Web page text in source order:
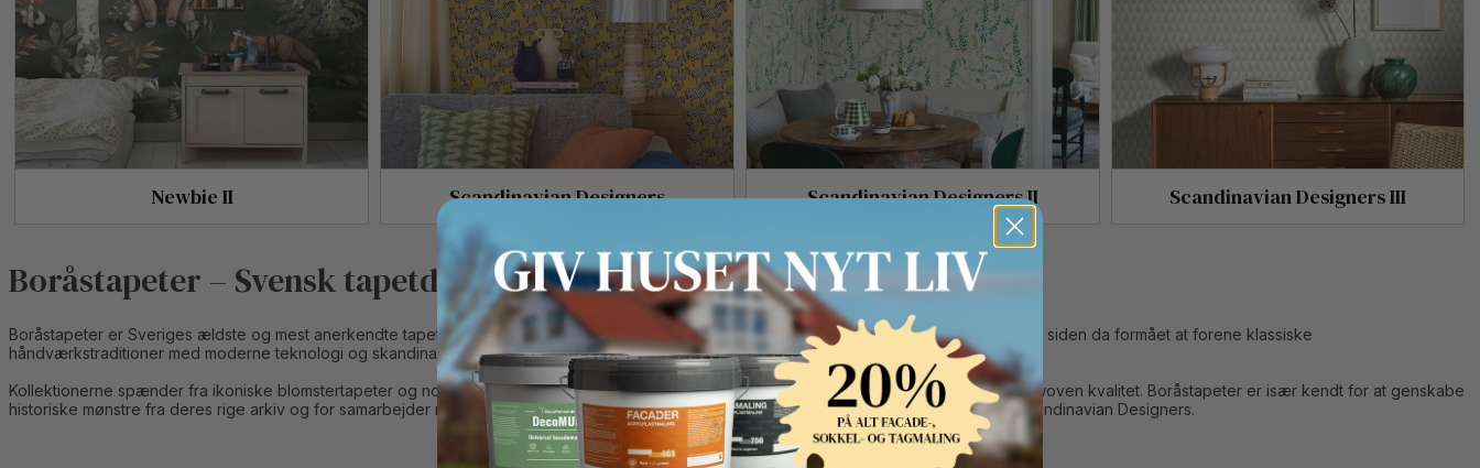
Newbie II Scandinavian Designers Scandinavian Designers II Scandinavian Designers III
Boråstapeter – Svensk tapetdesign siden 1905
Boråstapeter er Sveriges ældste og mest anerkendte tapetbrand med rødder helt tilbage til 1905. Virksomheden blev grundlagt i Borås og har siden da formået at forene klassiske
håndværkstraditioner med moderne teknologi og skandinavisk designæstetik.
Kollektionerne spænder fra ikoniske blomstertapeter og nostalgiske retrodesigns til moderne fototapeter og digitalt printede løsninger i non-woven kvalitet. Boråstapeter er især kendt for at genskabe
historiske mønstre fra deres rige arkiv og for samarbejder med anerkendte designere som Arne Jacobsen og Stig Lindberg i kollektionen Scandinavian Designers.